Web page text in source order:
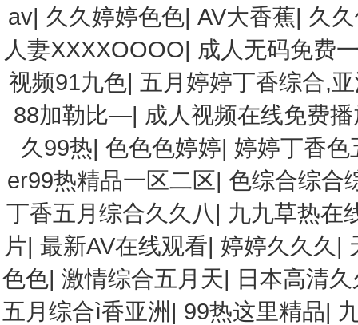
av| 久久婷婷色色|AV大香蕉| 久
人妻XXXXOOOO| 成人无码免费
视频91九色| 五月婷婷丁香综合,
88加勒比—| 成人视频在线免费
久99热|色色色婷婷| 婷婷丁香色
er99热精品一区二区|色综合综合
丁香五月综合久久八| 九九草热在
片| 最新AV在线观看| 婷婷久久久 |
色色|激情综合五月天| 日本高清
五月综合ì香亚洲 | 99热这里精品|